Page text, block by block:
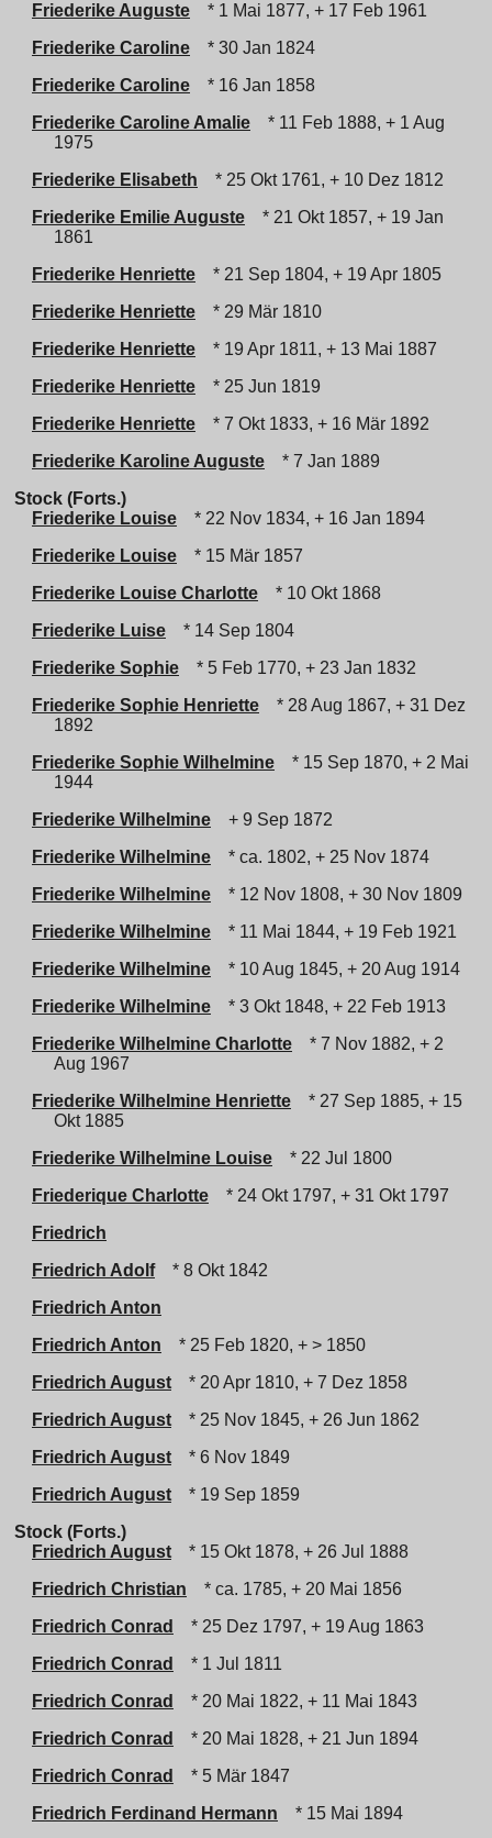
Friederike Auguste
* 1 Mai 1877, + 17 Feb 1961
Friederike Caroline
* 30 Jan 1824
Friederike Caroline
* 16 Jan 1858
Friederike Caroline Amalie
* 11 Feb 1888, + 1 Aug
1975
Friederike Elisabeth
* 25 Okt 1761, + 10 Dez 1812
Friederike Emilie Auguste
* 21 Okt 1857, + 19 Jan
1861
Friederike Henriette
* 21 Sep 1804, + 19 Apr 1805
Friederike Henriette
* 29 Mär 1810
Friederike Henriette
* 19 Apr 1811, + 13 Mai 1887
Friederike Henriette
* 25 Jun 1819
Friederike Henriette
* 7 Okt 1833, + 16 Mär 1892
Friederike Karoline Auguste
* 7 Jan 1889
Stock (Forts.)
Friederike Louise
* 22 Nov 1834, + 16 Jan 1894
Friederike Louise
* 15 Mär 1857
Friederike Louise Charlotte
* 10 Okt 1868
Friederike Luise
* 14 Sep 1804
Friederike Sophie
* 5 Feb 1770, + 23 Jan 1832
Friederike Sophie Henriette
* 28 Aug 1867, + 31 Dez
1892
Friederike Sophie Wilhelmine
* 15 Sep 1870, + 2 Mai
1944
Friederike Wilhelmine
+ 9 Sep 1872
Friederike Wilhelmine
* ca. 1802, + 25 Nov 1874
Friederike Wilhelmine
* 12 Nov 1808, + 30 Nov 1809
Friederike Wilhelmine
* 11 Mai 1844, + 19 Feb 1921
Friederike Wilhelmine
* 10 Aug 1845, + 20 Aug 1914
Friederike Wilhelmine
* 3 Okt 1848, + 22 Feb 1913
Friederike Wilhelmine Charlotte
* 7 Nov 1882, + 2
Aug 1967
Friederike Wilhelmine Henriette
* 27 Sep 1885, + 15
Okt 1885
Friederike Wilhelmine Louise
* 22 Jul 1800
Friederique Charlotte
* 24 Okt 1797, + 31 Okt 1797
Friedrich
Friedrich Adolf
* 8 Okt 1842
Friedrich Anton
Friedrich Anton
* 25 Feb 1820, + > 1850
Friedrich August
* 20 Apr 1810, + 7 Dez 1858
Friedrich August
* 25 Nov 1845, + 26 Jun 1862
Friedrich August
* 6 Nov 1849
Friedrich August
* 19 Sep 1859
Stock (Forts.)
Friedrich August
* 15 Okt 1878, + 26 Jul 1888
Friedrich Christian
* ca. 1785, + 20 Mai 1856
Friedrich Conrad
* 25 Dez 1797, + 19 Aug 1863
Friedrich Conrad
* 1 Jul 1811
Friedrich Conrad
* 20 Mai 1822, + 11 Mai 1843
Friedrich Conrad
* 20 Mai 1828, + 21 Jun 1894
Friedrich Conrad
* 5 Mär 1847
Friedrich Ferdinand Hermann
* 15 Mai 1894